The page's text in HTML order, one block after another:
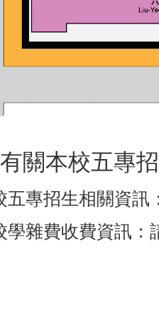
關本校五專
專招生相關資訊
雜費收費資訊：